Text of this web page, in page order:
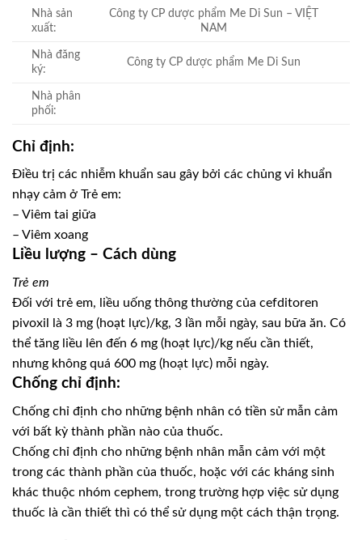
Nhà sản
xuất:
Công ty CP dược phẩm Me Di Sun – VIỆT
NAM
Nhà đăng
ký:
Công ty CP dược phẩm Me Di Sun
Nhà phân
phối:
Chỉ định:
Điều trị các nhiễm khuẩn sau gây bởi các chủng vi khuẩn
nhạy cảm ở Trẻ em:
– Viêm tai giữa
– Viêm xoang
Liều lượng – Cách dùng
Trẻ em
Đối với trẻ em, liều uống thông thường của cefditoren
pivoxil là 3 mg (hoạt lực)/kg, 3 lần mỗi ngày, sau bữa ăn. Có
thể tăng liều lên đến 6 mg (hoạt lực)/kg nếu cần thiết,
nhưng không quá 600 mg (hoạt lực) mỗi ngày.
Chống chỉ định:
Chống chỉ định cho những bệnh nhân có tiền sử mẫn cảm
với bất kỳ thành phần nào của thuốc.
Chống chỉ định cho những bệnh nhân mẫn cảm với một
trong các thành phần của thuốc, hoặc với các kháng sinh
khác thuộc nhóm cephem, trong trường hợp việc sử dụng
thuốc là cần thiết thì có thể sử dụng một cách thận trọng.